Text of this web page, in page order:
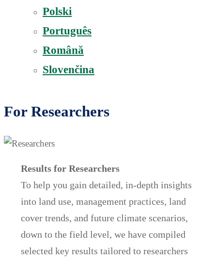
Polski
Português
Română
Slovenčina
For Researchers
Results for Researchers
To help you gain detailed, in-depth insights
into land use, management practices, land
cover trends, and future climate scenarios,
down to the field level, we have compiled
selected key results tailored to researchers